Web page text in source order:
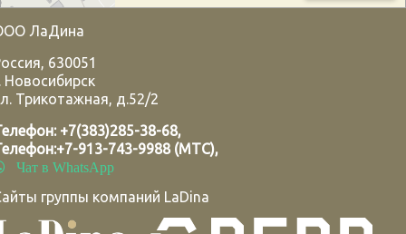
ЛаДина
, 630051
Новосибирск
Трикотажная, д.52/2
+7(383)285-38-68,
+7-913-743-9988 (МТС),
Чат в WhatsApp
группы компаний LaDina